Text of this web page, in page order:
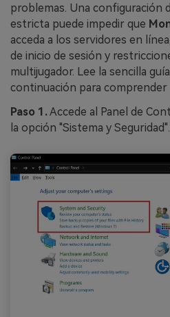
problemas. Una configuración
estricta puede impedir que
acceda a los servidores en
de inicio de sesión y
multijugador. Lee la sencilla
continuación para comprender
Paso 1.Accede al Panel de
la opción "Sistema y Seguridad".